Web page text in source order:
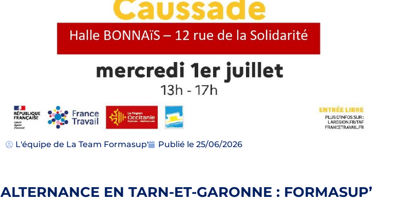
L'équipe de La Team Formasup' Publié le25/06/2026
ALTERNANCE EN TARN-ET-GARONNE : FORMASUP’